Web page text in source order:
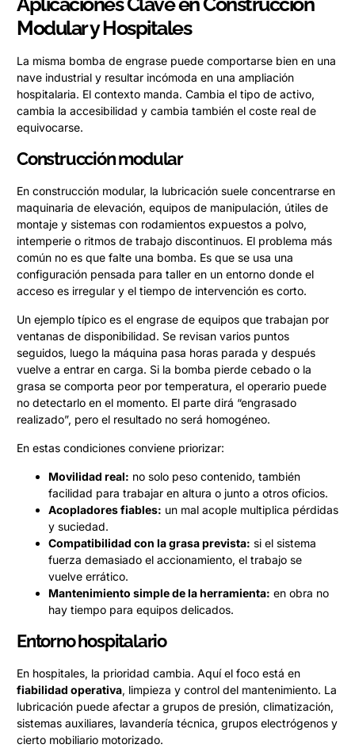
Modular y Hospitales
La misma bomba de engrase puede comportarse bien en una
nave industrial y resultar incómoda en una ampliación
hospitalaria. El contexto manda. Cambia el tipo de activo,
cambia la accesibilidad y cambia también el coste real de
equivocarse.
Construcción modular
En construcción modular, la lubricación suele concentrarse en
maquinaria de elevación, equipos de manipulación, útiles de
montaje y sistemas con rodamientos expuestos a polvo,
intemperie o ritmos de trabajo discontinuos. El problema más
común no es que falte una bomba. Es que se usa una
configuración pensada para taller en un entorno donde el
acceso es irregular y el tiempo de intervención es corto.
Un ejemplo típico es el engrase de equipos que trabajan por
ventanas de disponibilidad. Se revisan varios puntos
seguidos, luego la máquina pasa horas parada y después
vuelve a entrar en carga. Si la bomba pierde cebado o la
grasa se comporta peor por temperatura, el operario puede
no detectarlo en el momento. El parte dirá “engrasado
realizado”, pero el resultado no será homogéneo.
En estas condiciones conviene priorizar:
Movilidad real: no solo peso contenido, también
facilidad para trabajar en altura o junto a otros oficios.
Acopladores fiables: un mal acople multiplica pérdidas
y suciedad.
Compatibilidad con la grasa prevista: si el sistema
fuerza demasiado el accionamiento, el trabajo se
vuelve errático.
Mantenimiento simple de la herramienta: en obra no
hay tiempo para equipos delicados.
Entorno hospitalario
En hospitales, la prioridad cambia. Aquí el foco está en
fiabilidad operativa, limpieza y control del mantenimiento. La
lubricación puede afectar a grupos de presión, climatización,
sistemas auxiliares, lavandería técnica, grupos electrógenos y
cierto mobiliario motorizado.